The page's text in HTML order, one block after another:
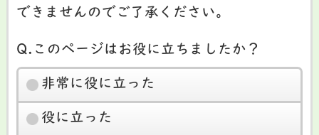
できませんのでご了承ください。
Q.このページはお役に立ちましたか？
非常に役に立った
役に立った